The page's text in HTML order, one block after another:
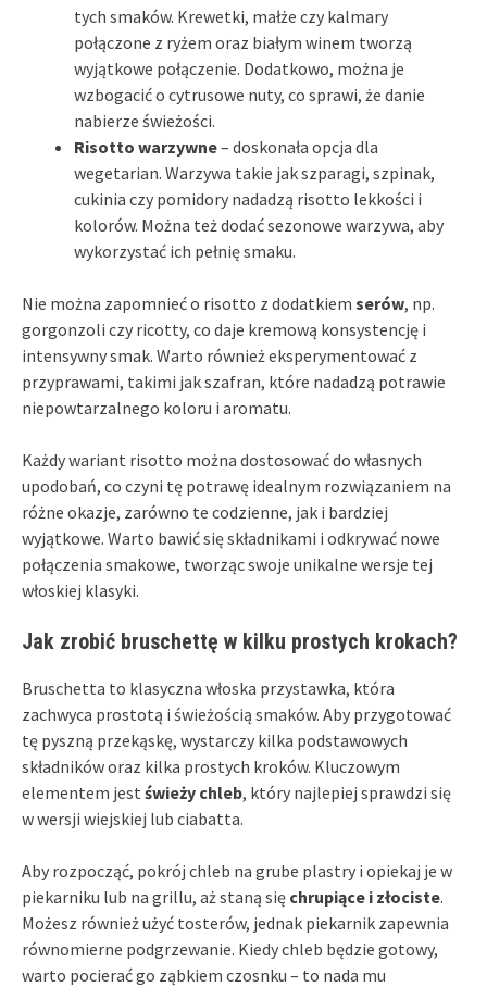
tych smaków. Krewetki, małże czy kalmary
połączone z ryżem oraz białym winem tworzą
wyjątkowe połączenie. Dodatkowo, można je
wzbogacić o cytrusowe nuty, co sprawi, że danie
nabierze świeżości.
Risotto warzywne– doskonała opcja dla
wegetarian. Warzywa takie jak szparagi, szpinak,
cukinia czy pomidory nadadzą risotto lekkości i
kolorów. Można też dodać sezonowe warzywa, aby
wykorzystać ich pełnię smaku.
Nie można zapomnieć o risotto z dodatkiem serów, np.
gorgonzoli czy ricotty, co daje kremową konsystencję i
intensywny smak. Warto również eksperymentować z
przyprawami, takimi jak szafran, które nadadzą potrawie
niepowtarzalnego koloru i aromatu.
Każdy wariant risotto można dostosować do własnych
upodobań, co czyni tę potrawę idealnym rozwiązaniem na
różne okazje, zarówno te codzienne, jak i bardziej
wyjątkowe. Warto bawić się składnikami i odkrywać nowe
połączenia smakowe, tworząc swoje unikalne wersje tej
włoskiej klasyki.
Jak zrobić bruschettę w kilku prostych krokach?
Bruschetta to klasyczna włoska przystawka, która
zachwyca prostotą i świeżością smaków. Aby przygotować
tę pyszną przekąskę, wystarczy kilka podstawowych
składników oraz kilka prostych kroków. Kluczowym
elementem jest świeży chleb, który najlepiej sprawdzi się
w wersji wiejskiej lub ciabatta.
Aby rozpocząć, pokrój chleb na grube plastry i opiekaj je w
piekarniku lub na grillu, aż staną się chrupiące i złociste.
Możesz również użyć tosterów, jednak piekarnik zapewnia
równomierne podgrzewanie. Kiedy chleb będzie gotowy,
warto pocierać go ząbkiem czosnku – to nada mu